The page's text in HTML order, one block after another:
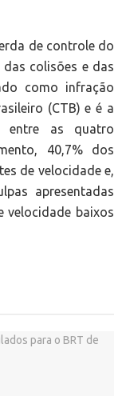
de controle do
colisões e das
como infração
(CTB) e é a
entre as quatro
40,7% dos
de velocidade e,
apresentadas
velocidade baixos